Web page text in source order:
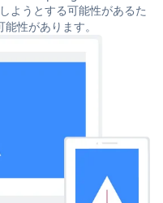
ようとする可能性があるた
性があります。